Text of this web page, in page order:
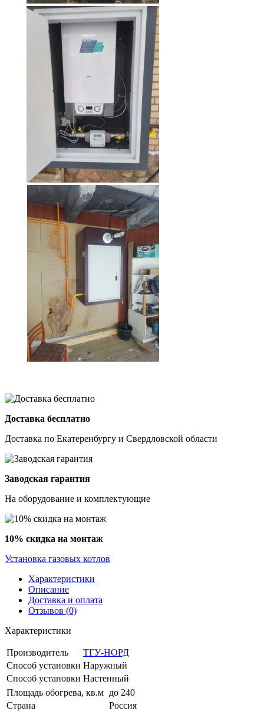
Доставка бесплатно
Доставка по Екатеренбургу и Свердловской области
Заводская гарантия
На оборудование и комплектующие
10% скидка на монтаж
Установка газовых котлов
Характеристики
Описание
Доставка и оплата
Отзывов (0)
Характеристики
Производитель
ТГУ-НОРД
Способ установки Наружный
Способ установки Настенный
Площадь обогрева, кв.м до 240
Страна
Россия